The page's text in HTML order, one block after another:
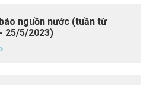
nguồn nước (tuần từ
25/5/2023)